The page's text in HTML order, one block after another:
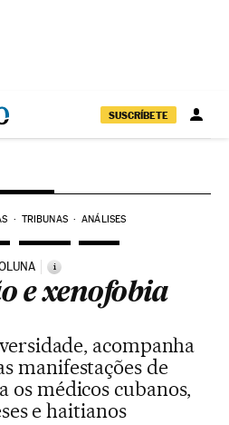
SUSCRÍBETE
TRIBUNAS ANÁLISES
i
e xenofobia
acompanha
manifestações de
os médicos cubanos,
e haitianos